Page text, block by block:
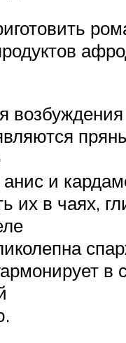
возбуждения
анис и
их в чаях,
в